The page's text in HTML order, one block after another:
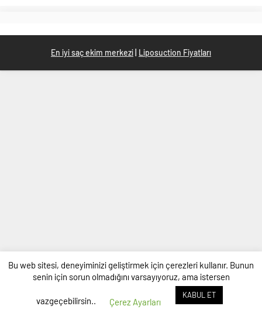
En iyi saç ekim merkezi Liposuction Fiyatları
Bu web sitesi, deneyiminizi geliştirmek için çerezleri kullanır. Bunun
senin için sorun olmadığını varsayıyoruz, ama istersen
vazgeçebilirsin.. Çerez Ayarları
KABUL ET